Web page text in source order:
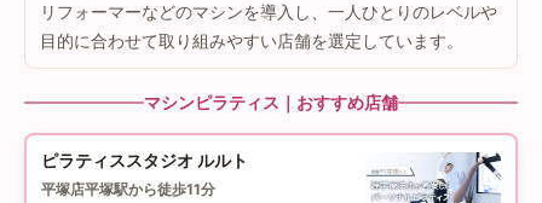
リフォーマーなどのマシンを導入し、一人ひとりのレベルや
目的に合わせて取り組みやすい店舗を選定しています。
マシンピラティス｜おすすめ店舗
ピラティススタジオ ルルト
平塚店平塚駅から徒歩11分